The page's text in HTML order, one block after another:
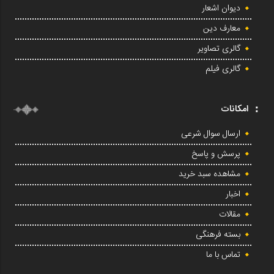
دیوان اشعار
معارف دین
گالری تصاویر
گالری فیلم
امکانات
ارسال سوال شرعی
پرسش و پاسخ
مشاهده سبد خرید
اخبار
مقالات
بسته فرهنگی
تماس با ما